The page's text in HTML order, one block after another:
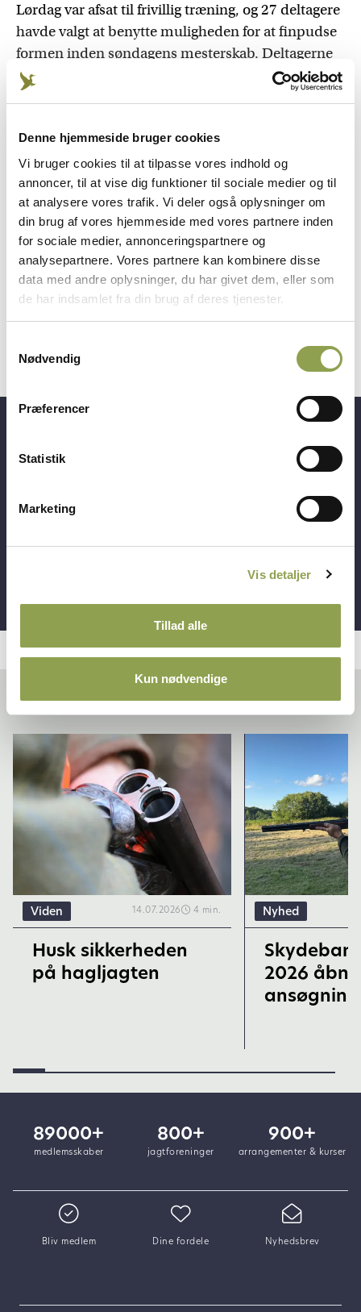
Denne hjemmeside bruger cookies
Vi bruger cookies til at tilpasse vores indhold og
annoncer, til at vise dig funktioner til sociale medier og til
at analysere vores trafik. Vi deler også oplysninger om
din brug af vores hjemmeside med vores partnere inden
for sociale medier, annonceringspartnere og
analysepartnere. Vores partnere kan kombinere disse
data med andre oplysninger, du har givet dem, eller som
de har indsamlet fra din brug af deres tjenester.
Nødvendig
Præferencer
Statistik
Marketing
Vis detaljer
Tillad alle
Kun nødvendige
Lørdag var afsat til frivillig træning, og 27 deltagere
havde valgt at benytte muligheden for at finpudse
formen inden søndagens mesterskab. Deltagerne
var på forhånd fordelt på hold og havde god tid på
hver disciplin til at kontrollere udstyr, få de sidste
Der blev trænet koncentreret på samtlige baner,
men der var også tid til erfaringsudveksling og godt
kammeratskab. Netop det sociale element er en
fast bestanddel af arrangementet, hvor nye
deltagere hurtigt bliver en del af fællesskabet. En
enkelt deltager havde på grund af andre
forpligtelser valgt at skyde sine gældende serier
allerede …
mange fordele
Relaterede artikler
Viden 14.07.2026 4 min.
Husk sikkerheden
på hagljagten
Nyhed
2026
Bliv medlem Dine fordele Nyhedsbrev
89000+
medlemsskaber
800+
jagtforeninger
900+
arrangementer & kurser